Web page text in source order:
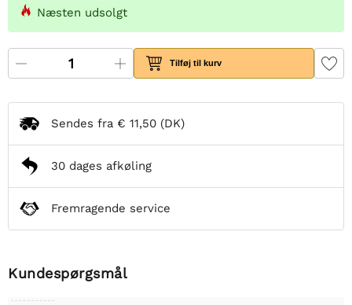
Næsten udsolgt
Tilføj til kurv
Sendes fra € 11,50 (DK)
30 dages afkøling
Fremragende service
Kundespørgsmål